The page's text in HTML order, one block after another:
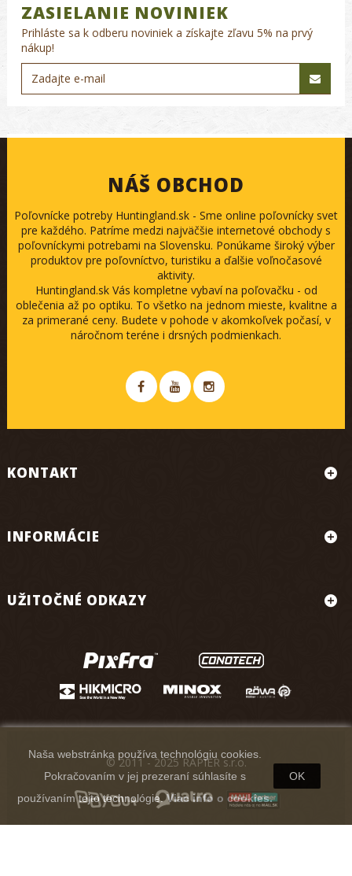
ZASIELANIE NOVINIEK
Prihláste sa k odberu noviniek a získajte zľavu 5% na prvý
nákup!
NÁŠ OBCHOD
Poľovnícke potreby Huntingland.sk - Sme online poľovnícky svet
pre každého. Patríme medzi najväčšie internetové obchody s
poľovníckymi potrebami na Slovensku. Ponúkame široký výber
produktov pre poľovníctvo, turistiku a ďalšie voľnočasové
aktivity.
Huntingland.sk Vás kompletne vybaví na poľovačku - od
oblečenia až po optiku. To všetko na jednom mieste, kvalitne a
za primerané ceny. Budete v pohode v akomkoľvek počasí, v
náročnom teréne i drsných podmienkach.
KONTAKT
INFORMÁCIE
UŽITOČNÉ ODKAZY
Naša webstránka používa technológiu cookies.
Pokračovaním v jej prezeraní súhlasíte s
používaním tejto technológie.Viac info o cookies.
OK
© 2011 - 2025 RAPIER s.r.o.